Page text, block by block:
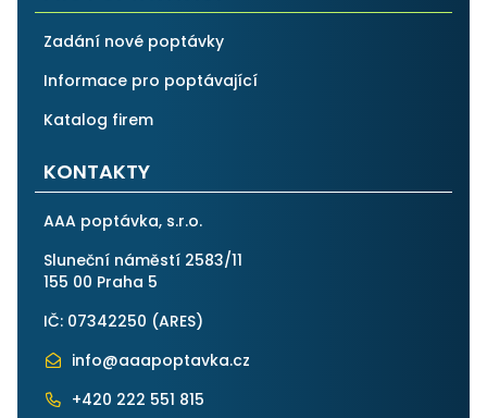
Zadání nové poptávky
Informace pro poptávající
Katalog firem
KONTAKTY
AAA poptávka, s.r.o.
Sluneční náměstí 2583/11
155 00 Praha 5
IČ: 07342250 (ARES)
info@aaapoptavka.cz
+420 222 551 815